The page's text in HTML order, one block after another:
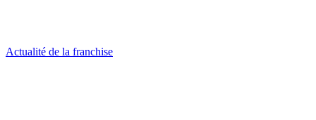
Actualité de la franchise